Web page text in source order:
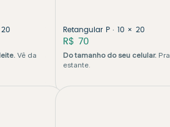
Vê da
Retangular P · 10 × 20
R$ 70
Do tamanho do seu celular. Pra
estante.